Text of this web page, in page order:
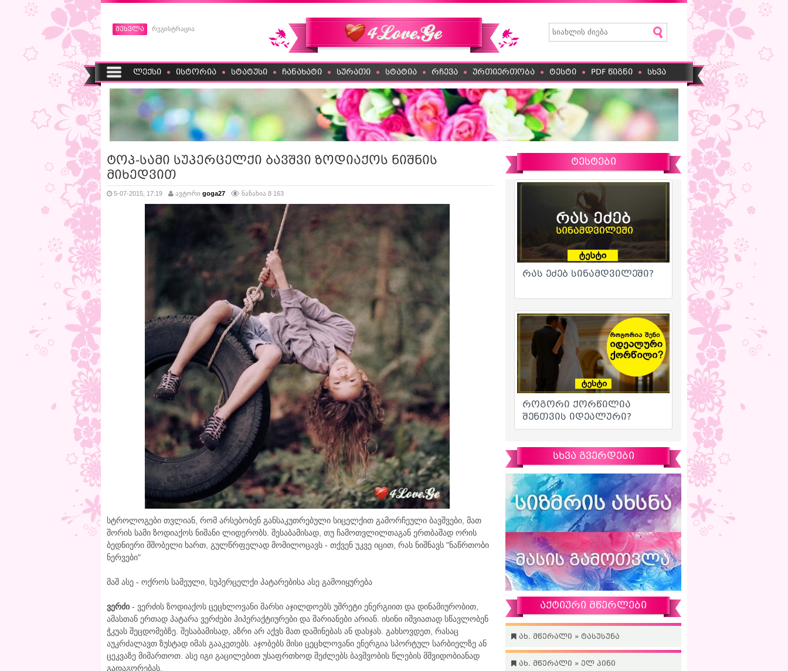
შესვლა რეგისტრაცია
ლექსი ისტორია სტატუსი ჩანახატი სურათი სტატია რჩევა ურთიერთობა ტესტი PDF წიგნი სხვა
ტოპ-სამი სუპერცელქი ბავშვი ზოდიაქოს ნიშნის
მიხედვით
5-07-2015, 17:19 ავტორი goga27 ნანახია 8 163
სტროლოგები თვლიან, რომ არსებობენ განსაკუთრებული სიცელქით გამორჩეული ბავშვები, მათ
შორის სამი ზოდიაქოს ნიშანი ლიდერობს. შესაბამისად, თუ ჩამოთვლილთაგან ერთბაშად ორის
ბედნიერი მშობელი ხართ, გულწრფელად მომილოცავს - თქვენ უკვე იცით, რას ნიშნავს "ნაწრთობი
ნერვები"
მაშ ასე - ოქროს სამეული, სუპერცელქი პატარებისა ასე გამოიყურება
ვერძი - ვერძის ზოდიაქოს ცეცხლოვანი მარსი აჯილდოებს უშრეტი ენერგიით და დინამიურობით,
ამასთან ერთად პატარა ვერძები ჰიპერაქტიურები და შარიანები არიან. ისინი იშვიათად სწავლობენ
ჭკუას შეცდომებზე. შესაბამისად, აზრი არ აქვს მათ დაშინებას ან დასჯას. გახსოვდეთ, რასაც
აუკრძალავთ ზუსტად იმას გააკეთებს. აჯობებს მისი ცეცხლოვანი ენერგია სპორტულ სარბიელზე ან
ცეკვაზე მიმართოთ. ასე იგი გაცილებით უსაფრთხოდ შეძლებს ბავშვობის წლების მშვიდობიანად
გადაგორებას.
ტესტები
სხვა გვერდები
აქტიური მწერლები
ახ. მწერალი » ტასუსუნა
ახ. მწერალი » ელ პინი